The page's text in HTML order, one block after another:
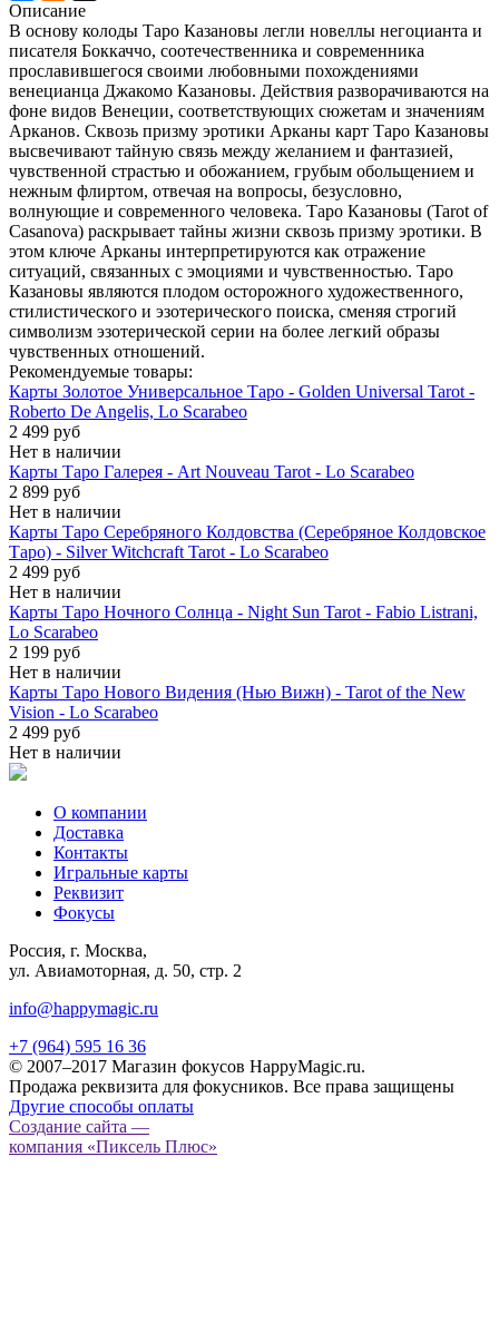
Описание
В основу колоды Таро Казановы легли новеллы негоцианта и
писателя Боккаччо, соотечественника и современника
прославившегося своими любовными похождениями
венецианца Джакомо Казановы. Действия разворачиваются на
фоне видов Венеции, соответствующих сюжетам и значениям
Арканов. Сквозь призму эротики Арканы карт Таро Казановы
высвечивают тайную связь между желанием и фантазией,
чувственной страстью и обожанием, грубым обольщением и
нежным флиртом, отвечая на вопросы, безусловно,
волнующие и современного человека. Таро Казановы (Tarot of
Casanova) раскрывает тайны жизни сквозь призму эротики. В
этом ключе Арканы интерпретируются как отражение
ситуаций, связанных с эмоциями и чувственностью. Таро
Казановы являются плодом осторожного художественного,
стилистического и эзотерического поиска, сменяя строгий
символизм эзотерической серии на более легкий образы
чувственных отношений.
Рекомендуемые товары:
Карты Золотое Универсальное Таро - Golden Universal Tarot -
Roberto De Angelis, Lo Scarabeo
2 499 руб
Нет в наличии
Карты Таро Галерея - Art Nouveau Tarot - Lo Scarabeo
2 899 руб
Нет в наличии
Карты Таро Серебряного Колдовства (Серебряное Колдовское
Таро) - Silver Witchcraft Tarot - Lo Scarabeo
2 499 руб
Нет в наличии
Карты Таро Ночного Солнца - Night Sun Tarot - Fabio Listrani,
Lo Scarabeo
2 199 руб
Нет в наличии
Карты Таро Нового Видения (Нью Вижн) - Tarot of the New
Vision - Lo Scarabeo
2 499 руб
Нет в наличии
О компании
Доставка
Контакты
Игральные карты
Реквизит
Фокусы
Россия, г. Москва,
ул. Авиамоторная, д. 50, стр. 2
info@happymagic.ru
+7 (964) 595 16 36
© 2007–2017 Магазин фокусов HappyMagic.ru.
Продажа реквизита для фокусников. Все права защищены
Другие способы оплаты
Создание сайта —
компания «Пиксель Плюс»